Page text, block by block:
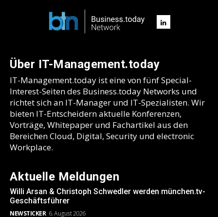
Über IT-Management.today
IT-Management.today ist eine von fünf Special-
Interest-Seiten des Business.today Networks und
richtet sich an IT-Manager und IT-Spezialisten. Wir
bieten IT-Entscheidern aktuelle Konferenzen,
Vorträge, Whitepaper und Fachartikel aus den
Bereichen Cloud, Digital, Security und electronic
Workplace.
Aktuelle Meldungen
Willi Arsan & Christoph Schwedler werden münchen.tv-
Geschäftsführer
NEWSTICKER 6. August 2026